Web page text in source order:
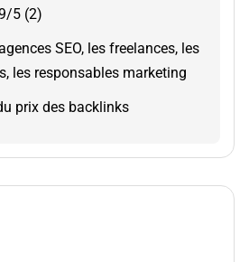
5 (2)
SEO, les freelances, les
les responsables marketing
prix des backlinks